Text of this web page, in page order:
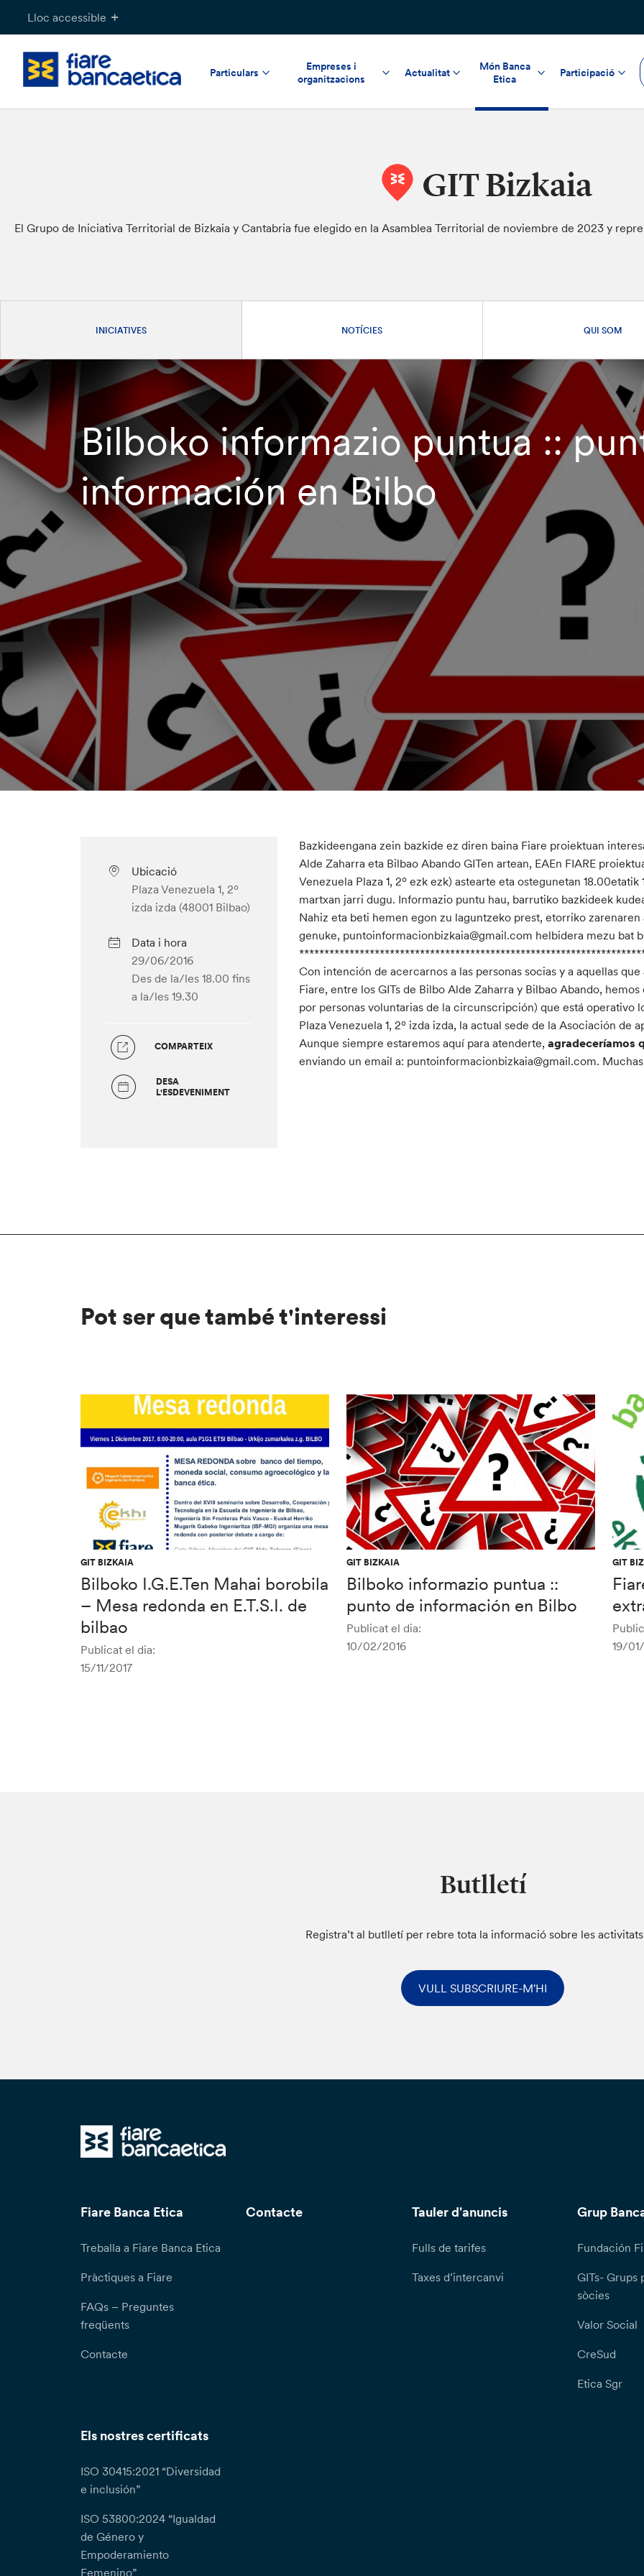
Lloc accessible
Particulars
Empreses i
organitzacions
Actualitat
Món Banca
Etica
Participació
GIT Bizkaia
El Grupo de Iniciativa Territorial de Bizkaia y Cantabria fue elegido en la Asamblea Territorial de noviembre de 2023 y
INICIATIVES NOTÍCIES QUI SOM
Bilboko informazio puntua ::
información en Bilbo
Ubicació
Plaza Venezuela 1, 2º
izda izda (48001 Bilbao)
Data i hora
29/06/2016
Des de la/les 18.00 fins
a la/les 19.30
COMPARTEIX
DESA
L'ESDEVENIMENT
Bazkideengana zein bazkide ez diren baina Fiare proiektuan
Alde Zaharra eta Bilbao Abando GITen artean, EAEn FIARE
Venezuela Plaza 1, 2º ezk ezk) astearte eta ostegunetan
martxan jarri dugu. Informazio puntu hau, barrutiko bazkideek
Nahiz eta beti hemen egon zu laguntzeko prest, etorriko
genuke, puntoinformacionbizkaia@gmail.com helbidera mezu bat
Con intención de acercarnos a las personas socias y a aquellas
Fiare, entre los GITs de Bilbo Alde Zaharra y Bilbao Abando, hemos
por personas voluntarias de la circunscripción) que está operativo
Plaza Venezuela 1, 2º izda izda, la actual sede de la Asociación de
Aunque siempre estaremos aquí para atenderte,agradeceríamos
enviando un email a: puntoinformacionbizkaia@gmail.com.
Pot ser que també t'interessi
GIT BIZKAIA
Bilboko I.G.E.Ten Mahai borobila
– Mesa redonda en E.T.S.I. de
bilbao
Publicat el dia:
15/11/2017
GIT BIZKAIA
Bilboko informazio puntua ::
punto de información en Bilbo
Publicat el dia:
10/02/2016
GIT
19/
Butlletí
Registra’t al butlletí per rebre tota la informació sobre les
VULL SUBSCRIURE-M'HI
Fiare Banca Etica
Treballa a Fiare Banca Etica
Pràctiques a Fiare
FAQs – Preguntes
freqüents
Contacte
Contacte Tauler d'anuncis
Fulls de tarifes
Taxes d’intercanvi
Grup
Fundación
GITs- Grups
sòcies
Valor Social
CreSud
Etica Sgr
Els nostres certificats
ISO 30415:2021 “Diversidad
e inclusión”
ISO 53800:2024 “Igualdad
de Género y
Empoderamiento
Femenino”